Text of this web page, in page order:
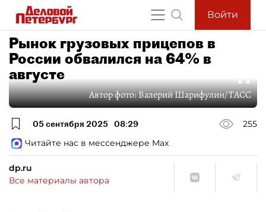
Войти
Рынок грузовых прицепов в
России обвалился на 64% в
августе
Автор фото:Валерий Шарифулин/ ТАСС
05 сентября 2025 08:29
255
Читайте нас в мессенджере Max
dp.ru
Все материалы автора